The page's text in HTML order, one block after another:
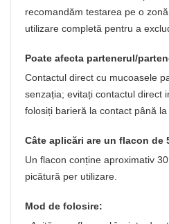
recomandăm testarea pe o
utilizare completă pentru a
Poate afecta partenerul/
Contactul direct cu mucoasele
senzația; evitați contactul direct
folosiți barieră la contact până la
Câte aplicări are un flacon de
Un flacon conține aproximativ
picătură per utilizare.
Mod de folosire: